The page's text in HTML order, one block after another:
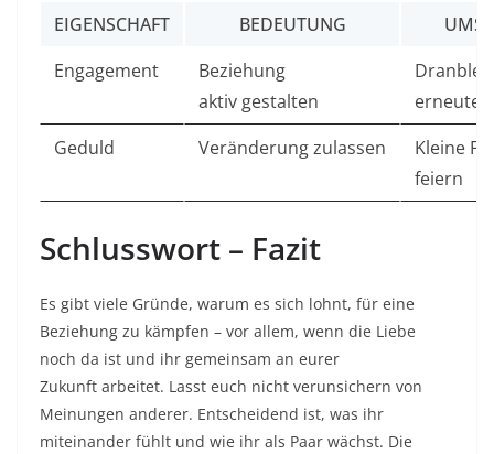
EIGENSCHAFT BEDEUTUNG
Engagement
Beziehung
aktiv gestalten
Geduld
Veränderung zulassen
Kleine
feiern
Schlusswort – Fazit
Es gibt viele Gründe, warum es sich lohnt, für eine
Beziehung zu kämpfen – vor allem, wenn die Liebe
noch da ist und ihr gemeinsam an eurer
Zukunft arbeitet. Lasst euch nicht verunsichern von
Meinungen anderer. Entscheidend ist, was ihr
miteinander fühlt und wie ihr als Paar wächst. Die